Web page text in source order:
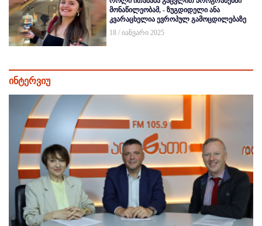
მონაწილეობამ, - ზუგდიდელი ანა
კვარაცხელია ევროპულ გამოცდილებაზე
18 / იანვარი 2025
ინტერვიუ